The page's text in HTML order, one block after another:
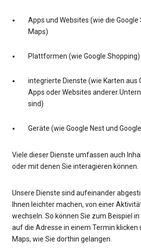
Apps und Websites (wie die Google
Maps)
Plattformen (wie Google Shopping)
integrierte Dienste (wie Karten aus
Apps oder Websites anderer
sind)
Geräte (wie Google Nest und
Viele dieser Dienste umfassen auch
oder mit denen Sie interagieren können.
Unsere Dienste sind aufeinander
Ihnen leichter machen, von einer
wechseln. So können Sie zum Beispiel
auf die Adresse in einem Termin klicken
Maps, wie Sie dorthin gelangen.